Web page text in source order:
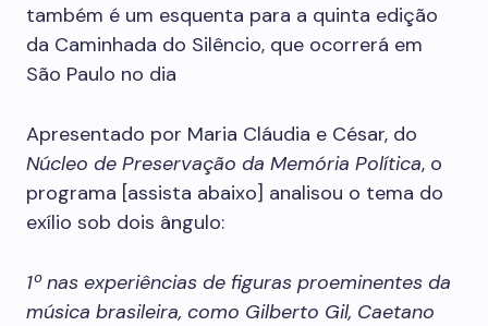
também é um esquenta para a quinta edição
da Caminhada do Silêncio, que ocorrerá em
São Paulo no dia
Apresentado por Maria Cláudia e César, do
Núcleo de Preservação da Memória Política, o
programa [assista abaixo] analisou o tema do
exílio sob dois ângulo:
1º nas experiências de figuras proeminentes da
música brasileira, como Gilberto Gil, Caetano